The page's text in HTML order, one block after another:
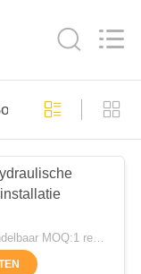
Onderhandelbaar MOQ:1 reeks